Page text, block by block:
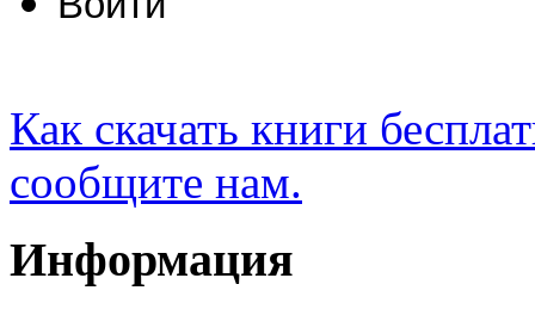
Как скачать книги
сообщите нам.
Информация